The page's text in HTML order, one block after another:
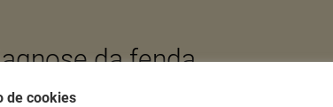
da fenda
de cookies